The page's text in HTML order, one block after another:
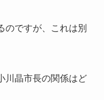
のですが、これは別
川晶市長の関係はど